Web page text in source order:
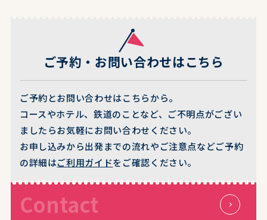
ご予約・お問い合わせはこちら
ご予約とお問い合わせはこちらから。
コースやホテル、鉄道のことなど、ご不明点がござい
ましたらお気軽にお問い合わせください。
お申し込みから出発までの流れやご注意点などご予約
の詳細はご利用ガイドをご確認ください。
Contact